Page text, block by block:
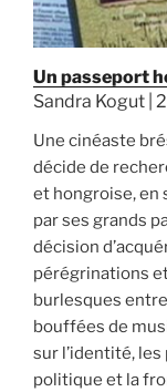
Un passeport
Sandra Kogut |
Une cinéaste
décide de
et hongroise, en
par ses grands
décision
pérégrinations
burlesques
bouffées de
sur l’identité,
politique et la